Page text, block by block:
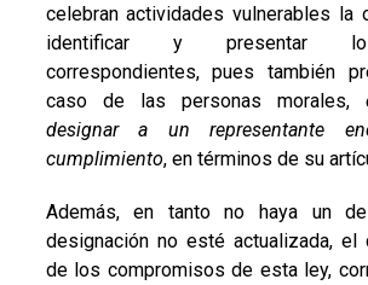
celebran actividades vulnerables la
identificar y presentar
correspondientes, pues también
caso de las personas morales,
designar a un representante
cumplimiento, en términos de su
Además, en tanto no haya un
designación no esté actualizada, el
de los compromisos de esta ley,